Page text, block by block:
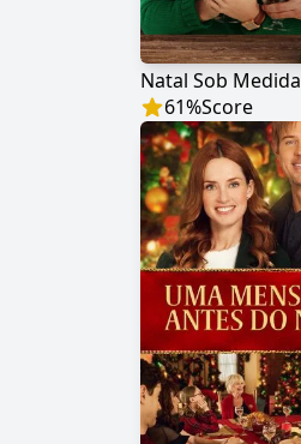
Natal Sob Medida
61%Score